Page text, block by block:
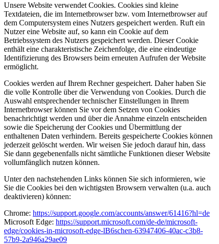
Unsere Website verwendet Cookies. Cookies sind kleine
Textdateien, die im Internetbrowser bzw. vom Internetbrowser auf
dem Computersystem eines Nutzers gespeichert werden. Ruft ein
Nutzer eine Website auf, so kann ein Cookie auf dem
Betriebssystem des Nutzers gespeichert werden. Dieser Cookie
enthält eine charakteristische Zeichenfolge, die eine eindeutige
Identifizierung des Browsers beim erneuten Aufrufen der Website
ermöglicht.
Cookies werden auf Ihrem Rechner gespeichert. Daher haben Sie
die volle Kontrolle über die Verwendung von Cookies. Durch die
Auswahl entsprechender technischer Einstellungen in Ihrem
Internetbrowser können Sie vor dem Setzen von Cookies
benachrichtigt werden und über die Annahme einzeln entscheiden
sowie die Speicherung der Cookies und Übermittlung der
enthaltenen Daten verhindern. Bereits gespeicherte Cookies können
jederzeit gelöscht werden. Wir weisen Sie jedoch darauf hin, dass
Sie dann gegebenenfalls nicht sämtliche Funktionen dieser Website
vollumfänglich nutzen können.
Unter den nachstehenden Links können Sie sich informieren, wie
Sie die Cookies bei den wichtigsten Browsern verwalten (u.a. auch
deaktivieren) können:
Chrome: https://support.google.com/accounts/answer/61416?hl=de
Microsoft Edge: https://support.microsoft.com/de-de/microsoft-
edge/cookies-in-microsoft-edge-lB6schen-63947406-40ac-c3b8-
57b9-2a946a29ae09